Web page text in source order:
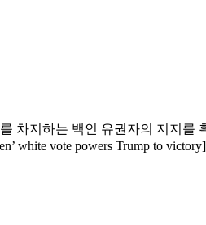
차지하는 백인 유권자의 지지를
white vote powers Trump to